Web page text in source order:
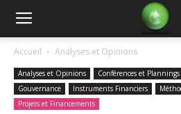
Green
Finance
Accueil Analyses et Opinions
Analyses et Opinions Conférences et Plannings
Gouvernance
Instruments Financiers
Projets et Financements